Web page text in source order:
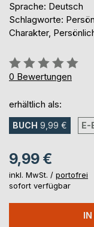
Sprache: Deutsch
Schlagworte:
Charakter,
Bewertung::
0%
0 Bewertungen
erhältlich als:
BUCH 9,99 € E-
9,99 €
inkl. MwSt. / portofrei
sofort verfügbar
IN